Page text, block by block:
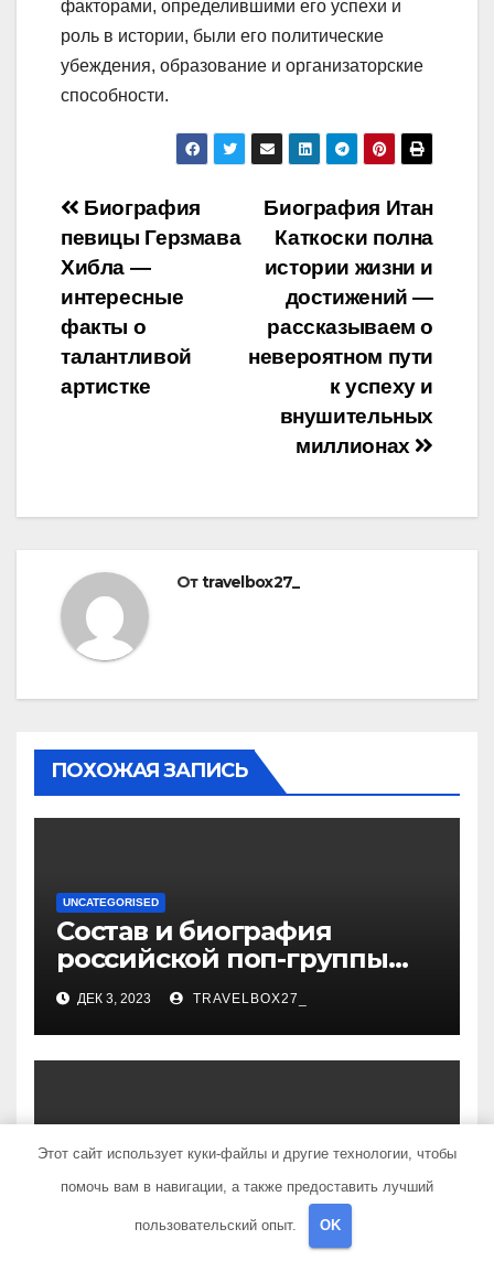
факторами, определившими его успехи и
роль в истории, были его политические
убеждения, образование и организаторские
способности.
Навигация
по
записям
Биография Итан
Каткоски полна
истории жизни и
достижений —
рассказываем о
невероятном пути
к успеху и
внушительных
миллионах
Биография
певицы Герзмава
Хибла —
интересные
факты о
талантливой
артистке
Отtravelbox27_
ПОХОЖАЯ ЗАПИСЬ
UNCATEGORISED
Состав и биография
российской поп-группы
«Иванушки интернешнл»
— история успеха, музыка
и судьбы участников
ДЕК 3, 2023 TRAVELBOX27_
UNCATEGORISED
узнайте все о его
биографии, возрасте и
Этот сайт использует куки-файлы и другие технологии, чтобы
помочь вам в навигации, а также предоставить лучший
пользовательский опыт. OK